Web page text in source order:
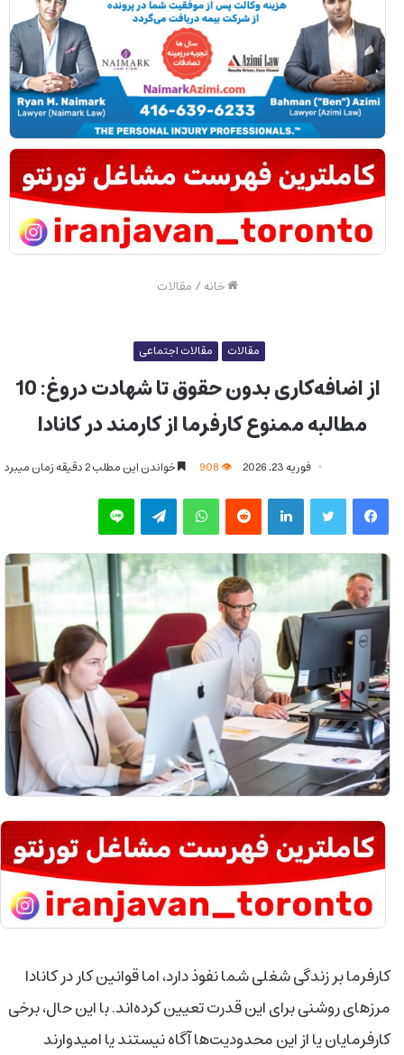
خانه/ مقالات
مقالات مقالات اجتماعی
از اضافه‌کاری بدون حقوق تا شهادت دروغ: 10
مطالبه ممنوع کارفرما از کارمند در کانادا
فوریه 23, 2026 خواندن این مطلب 2 دقیقه زمان میبرد
فیس بوک توییتر لینکدین‫رددیت واتس آپ تلگرام لاین
کارفرما بر زندگی شغلی شما نفوذ دارد، اما قوانین کار در کانادا
مرزهای روشنی برای این قدرت تعیین کرده‌اند. با این حال، برخی
کارفرمایان یا از این محدودیت‌ها آگاه نیستند یا امیدوارند